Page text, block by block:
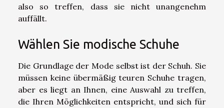
also so treffen, dass sie nicht unangenehm
auffällt.
Wählen Sie modische Schuhe
Die Grundlage der Mode selbst ist der Schuh. Sie
müssen keine übermäßig teuren Schuhe tragen,
aber es liegt an Ihnen, eine Auswahl zu treffen,
die Ihren Möglichkeiten entspricht, und sich für